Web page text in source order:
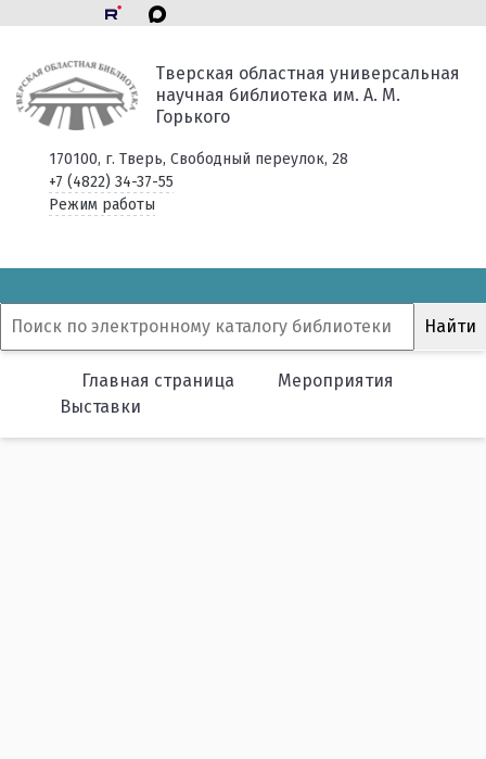
Тверская областная универсальная
научная библиотека им. А. М.
Горького
170100, г. Тверь, Свободный переулок, 28
+7 (4822) 34-37-55
Режим работы
Главная страница
Мероприятия
Выставки